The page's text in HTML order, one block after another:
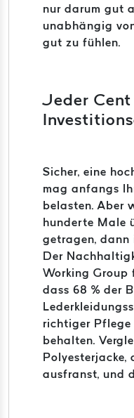
nur darum gut
unabhängig
gut zu fühlen.
Jeder
Sicher, eine
mag anfangs
belasten. Aber
hunderte Male
getragen, dann
Der
Working Group
dass 68 % der
richtiger Pflege
behalten.
Polyesterjacke,
ausfranst, und